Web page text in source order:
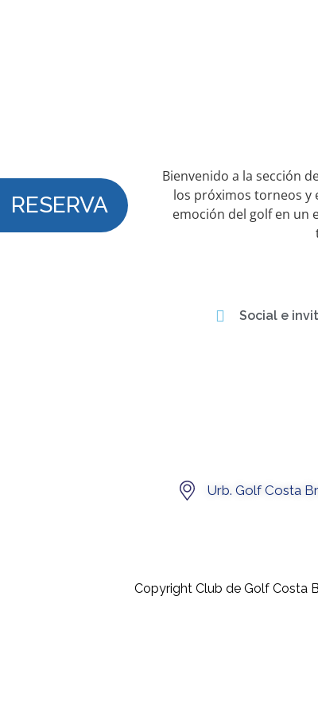
RESERVA
Bienvenido a la sección
los próximos torneos y
emoción del golf en un
Social e
Urb. Golf Costa
Copyright Club de Golf Costa